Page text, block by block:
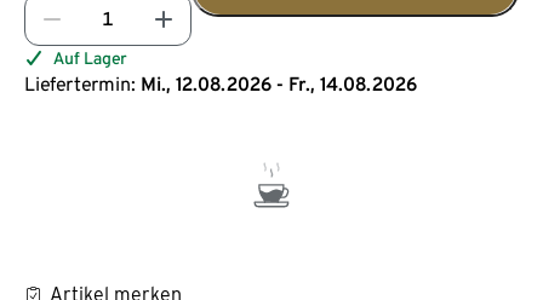
Auf Lager
Liefertermin: Mi., 12.08.2026 - Fr., 14.08.2026
Artikel merken